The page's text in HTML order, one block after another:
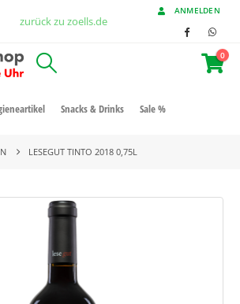
zurück zu zoells.de
ANMELDEN
0
Snacks & Drinks Sale %
LESEGUT TINTO 2018 0,75L